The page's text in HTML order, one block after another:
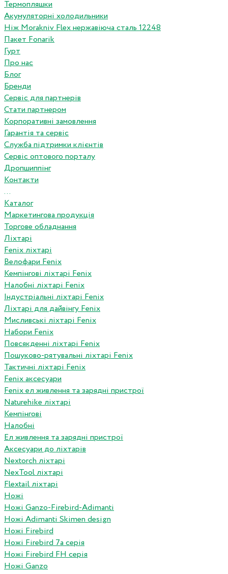
Термопляшки
Акумуляторні холодильники
Ніж Morakniv Flex нержавіюча сталь 12248
Пакет Fonarik
Гурт
Про нас
Блог
Бренди
Сервіс для партнерів
Стати партнером
Корпоративні замовлення
Гарантія та сервіс
Служба підтримки клієнтів
Сервіс оптового порталу
Дропшиппінг
Контакти
...
Каталог
Маркетингова продукція
Торгове обладнання
Ліхтарі
Fenix ліхтарі
Велофари Fenix
Кемпінгові ліхтарі Fenix
Налобні ліхтарі Fenix
Індустріальні ліхтарі Fenix
Ліхтарі для дайвінгу Fenix
Мисливські ліхтарі Fenix
Набори Fenix
Повсякденні ліхтарі Fenix
Пошуково-рятувальні ліхтарі Fenix
Тактичні ліхтарі Fenix
Fenix аксесуари
Fenix ел живлення та зарядні пристрої
Naturehike ліхтарі
Кемпінгові
Налобні
Ел живлення та зарядні пристрої
Аксесуари до ліхтарів
Nextorch ліхтарі
NexTool ліхтарі
Flextail ліхтарі
Ножі
Ножі Ganzo-Firebird-Adimanti
Ножі Adimanti Skimen design
Ножі Firebird
Ножі Firebird 7а серія
Ножі Firebird FH серія
Ножі Ganzo